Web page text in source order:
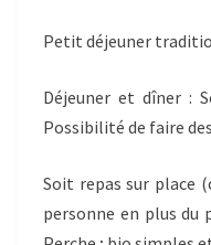
Petit déjeuner
Déjeuner et dîner :
Possibilité de faire
Soit repas sur place
personne en plus du